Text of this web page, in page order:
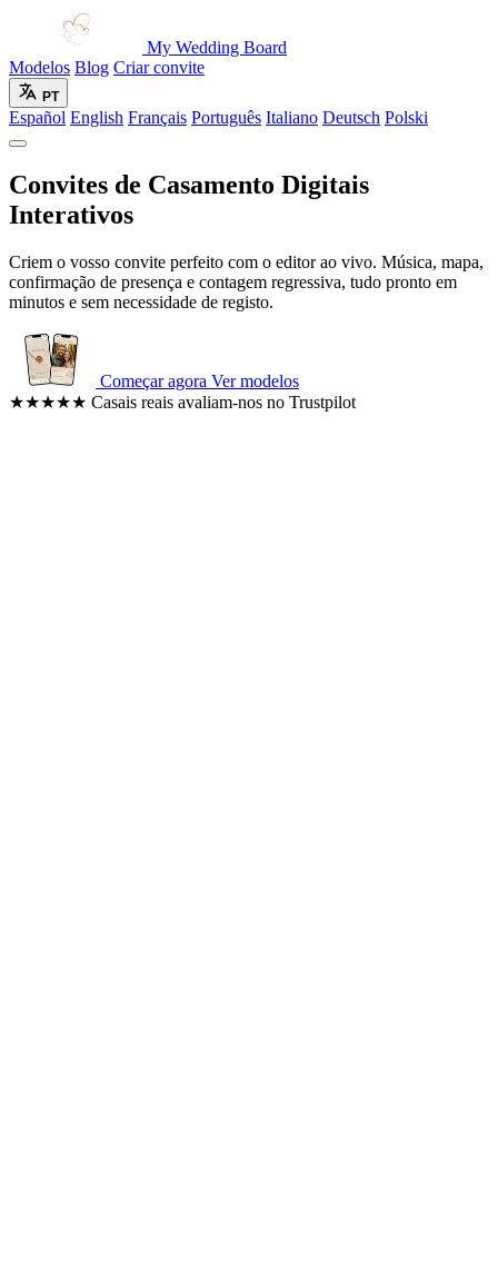
My Wedding Board
Modelos Blog Criar convite
PT
Español English Français Português Italiano Deutsch Polski
Convites de Casamento Digitais
Interativos
Criem o vosso convite perfeito com o editor ao vivo. Música, mapa,
confirmação de presença e contagem regressiva, tudo pronto em
minutos e sem necessidade de registo.
Começar agora Ver modelos
★★★★★ Casais reais avaliam-nos no Trustpilot